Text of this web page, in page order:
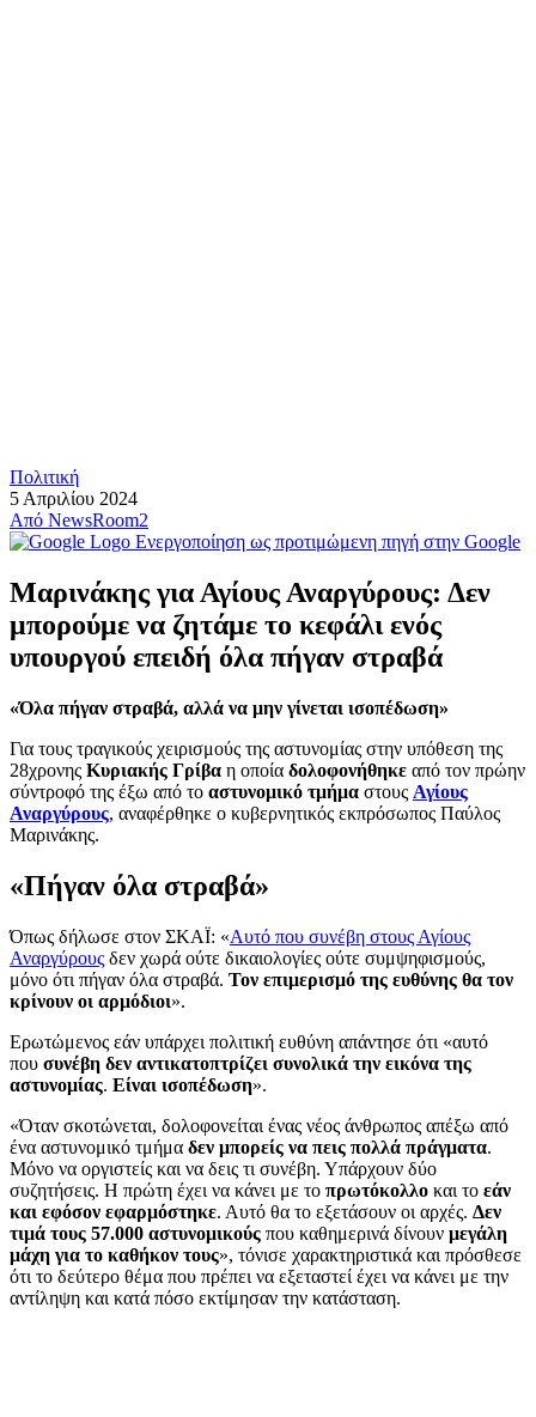
Πολιτική
5 Απριλίου 2024
Από NewsRoom2
Ενεργοποίηση ως προτιμώμενη πηγή στην Google
Μαρινάκης για Αγίους Αναργύρους: Δεν
μπορούμε να ζητάμε το κεφάλι ενός
υπουργού επειδή όλα πήγαν στραβά
«Όλα πήγαν στραβά, αλλά να μην γίνεται ισοπέδωση»
Για τους τραγικούς χειρισμούς της αστυνομίας στην υπόθεση της
28χρονης Κυριακής Γρίβα η οποία δολοφονήθηκε από τον πρώην
σύντροφό της έξω από το αστυνομικό τμήμα στους Αγίους
Αναργύρους, αναφέρθηκε ο κυβερνητικός εκπρόσωπος Παύλος
Μαρινάκης.
«Πήγαν όλα στραβά»
Όπως δήλωσε στον ΣΚΑΪ: «Αυτό που συνέβη στους Αγίους
Αναργύρους δεν χωρά ούτε δικαιολογίες ούτε συμψηφισμούς,
μόνο ότι πήγαν όλα στραβά. Τον επιμερισμό της ευθύνης θα τον
κρίνουν οι αρμόδιοι».
Ερωτώμενος εάν υπάρχει πολιτική ευθύνη απάντησε ότι «αυτό
που συνέβη δεν αντικατοπτρίζει συνολικά την εικόνα της
αστυνομίας. Είναι ισοπέδωση».
«Όταν σκοτώνεται, δολοφονείται ένας νέος άνθρωπος απέξω από
ένα αστυνομικό τμήμα δεν μπορείς να πεις πολλά πράγματα.
Μόνο να οργιστείς και να δεις τι συνέβη. Υπάρχουν δύο
συζητήσεις. Η πρώτη έχει να κάνει με το πρωτόκολλο και το εάν
και εφόσον εφαρμόστηκε. Αυτό θα το εξετάσουν οι αρχές. Δεν
τιμά τους 57.000 αστυνομικούς που καθημερινά δίνουν μεγάλη
μάχη για το καθήκον τους», τόνισε χαρακτηριστικά και πρόσθεσε
ότι το δεύτερο θέμα που πρέπει να εξεταστεί έχει να κάνει με την
αντίληψη και κατά πόσο εκτίμησαν την κατάσταση.